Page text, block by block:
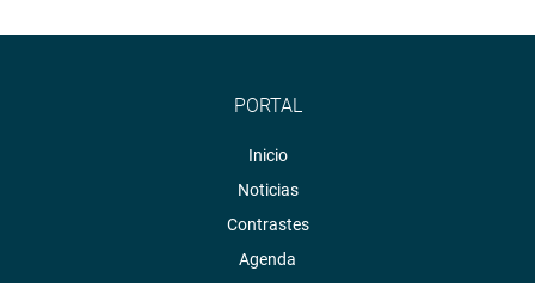
PORTAL
Inicio
Noticias
Contrastes
Agenda